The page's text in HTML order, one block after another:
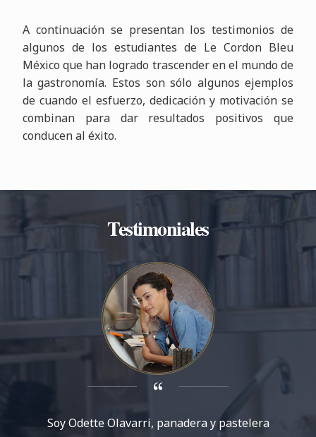
A continuación se presentan los testimonios de
algunos de los estudiantes de Le Cordon Bleu
México que han logrado trascender en el mundo de
la gastronomía. Estos son sólo algunos ejemplos
de cuando el esfuerzo, dedicación y motivación se
combinan para dar resultados positivos que
conducen al éxito.
Testimoniales
Soy Odette Olavarri, panadera y pastelera